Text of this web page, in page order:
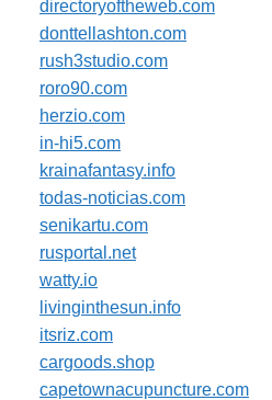
directoryoftheweb.com
donttellashton.com
rush3studio.com
roro90.com
herzio.com
in-hi5.com
krainafantasy.info
todas-noticias.com
senikartu.com
rusportal.net
watty.io
livinginthesun.info
itsriz.com
cargoods.shop
capetownacupuncture.com